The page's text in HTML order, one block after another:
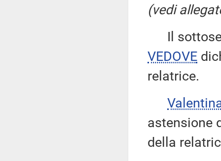
(vedi
Il
VEDOVE
relatrice.
astensione
della